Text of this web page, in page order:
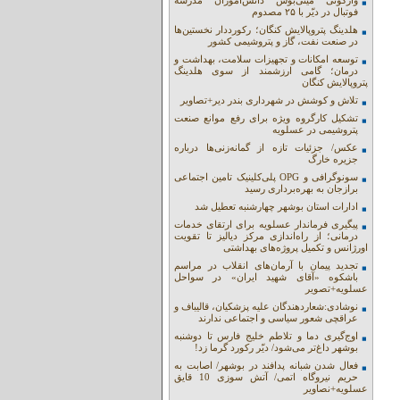
فوتبال در دیّر با ۲۵ مصدوم
هلدینگ پتروپالایش کنگان؛ رکورددار نخستین‌ها
در صنعت نفت، گاز و پتروشیمی کشور
توسعه امکانات و تجهیزات سلامت، بهداشت و
درمان؛ گامی ارزشمند از سوی هلدینگ
پتروپالایش کنگان
تلاش و کوشش در شهرداری بندر دیر+تصاویر
تشکیل کارگروه ویژه برای رفع موانع صنعت
پتروشیمی در عسلویه
عکس/ جزئیات تازه از گمانه‌زنی‌ها درباره
جزیره خارگ
سونوگرافی و OPG پلی‌کلینیک تامین اجتماعی
برازجان به بهره‌برداری رسید
ادارات استان بوشهر چهارشنبه تعطیل شد
پیگیری فرماندار عسلویه برای ارتقای خدمات
درمانی؛ از راه‌اندازی مرکز دیالیز تا تقویت
اورژانس و تکمیل پروژه‌های بهداشتی
تجدید پیمان با آرمان‌های انقلاب در مراسم
باشکوه «آقای شهید ایران» در سواحل
عسلویه+تصویر
نوشادی:شعاردهندگان علیه پزشکیان، قالیباف و
عراقچی شعور سیاسی و اجتماعی ندارند
اوج‌گیری دما و تلاطم خلیج فارس تا دوشنبه
بوشهر داغ‌تر می‌شود/ دیّر رکورد گرما زد!
فعال شدن شبانه پدافند در بوشهر/ اصابت به
حریم نیروگاه اتمی/ آتش سوزی 10 قایق
عسلویه+نصاویر